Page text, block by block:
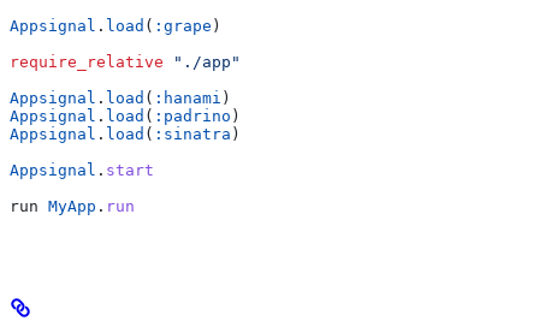
Appsignal . load ( :grape )
require_relative "./app"
Appsignal . load ( :hanami )
Appsignal . load ( :padrino )
Appsignal . load ( :sinatra )
Appsignal . start
run MyApp . run